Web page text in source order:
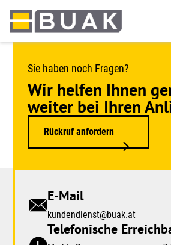
Springe
zum
Sie haben noch Fragen?
Wir helfen Ihnen
weiter bei Ihren
Rückruf anfordern
E-Mail
kundendienst@buak.at
Telefonische